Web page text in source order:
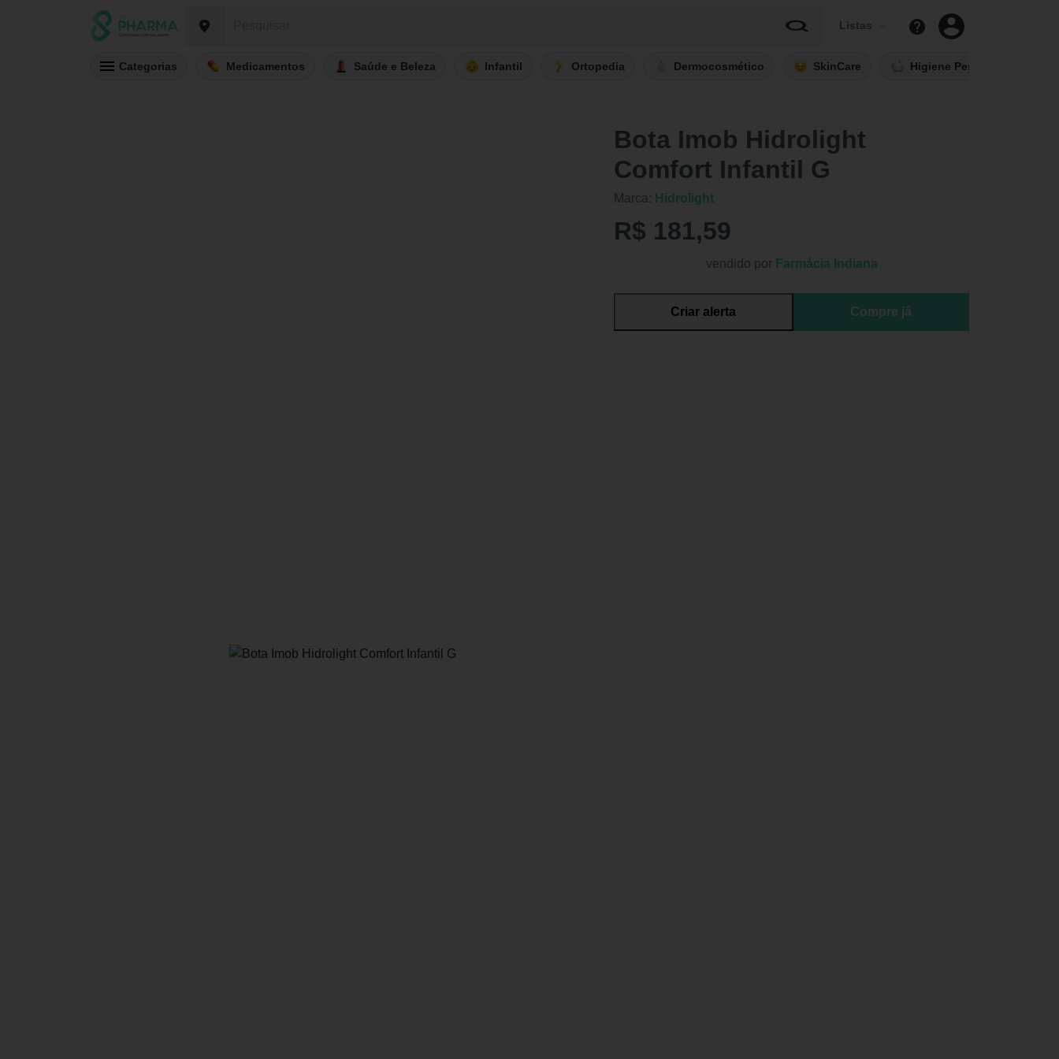
Listas
Categorias Medicamentos Saúde e Beleza Infantil Ortopedia Dermocosmético SkinCare Higiene Pessoal
Bota Imob Hidrolight
Comfort Infantil G
Marca: Hidrolight
R$ 181,59
vendido por Farmácia Indiana
Criar alerta Compre já